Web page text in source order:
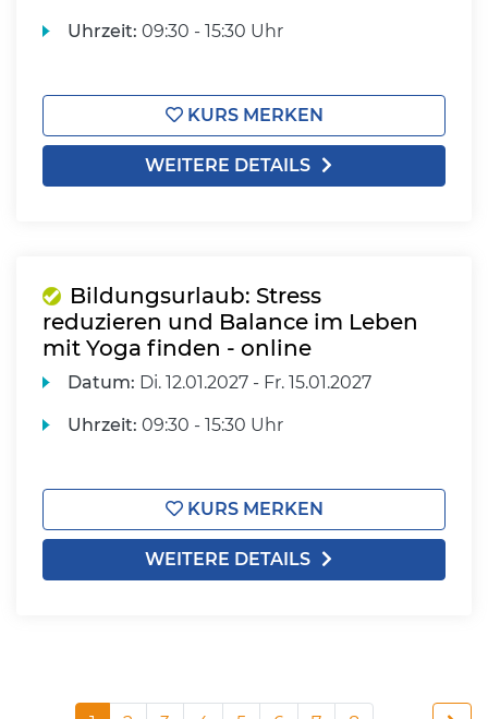
Uhrzeit: 09:30 - 15:30 Uhr
KURS MERKEN
WEITERE DETAILS
Bildungsurlaub: Stress
reduzieren und Balance im Leben
mit Yoga finden - online
Datum: Di. 12.01.2027 - Fr. 15.01.2027
Uhrzeit: 09:30 - 15:30 Uhr
KURS MERKEN
WEITERE DETAILS